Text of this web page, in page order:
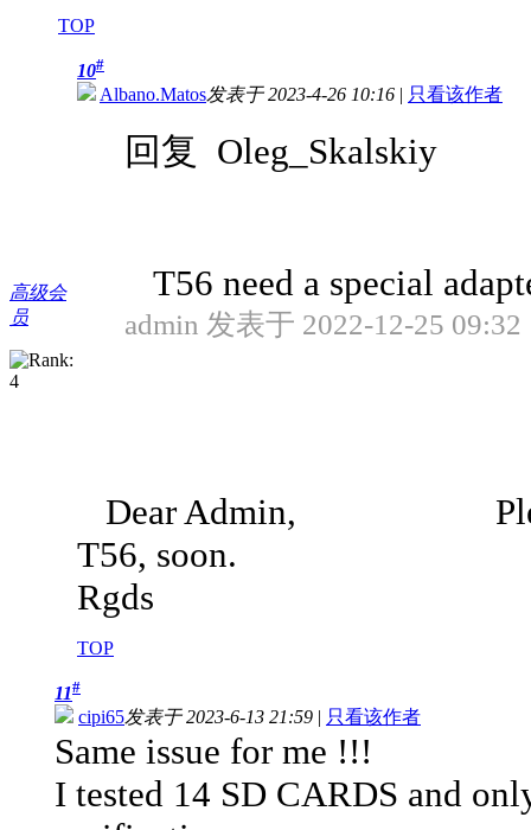
TOP
高级会
员
10#
Albano.Matos发表于 2023-4-26 10:16 | 只看该作者
回复 Oleg_Skalskiy
T56 need a special
admin 发表于 2022-12-25 09:32
Dear Admin, Please,
T56, soon.
Rgds
TOP
11#
cipi65发表于 2023-6-13 21:59 | 只看该作者
Same issue for me !!!
I tested 14 SD CARDS and